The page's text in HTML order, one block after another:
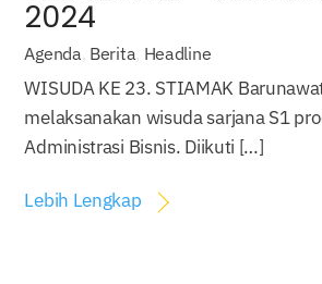
2024
Agenda, Berita, Headline
WISUDA KE 23. STIAMAK
melaksanakan wisuda sarjana S1
Administrasi Bisnis. Diikuti […]
Lebih Lengkap